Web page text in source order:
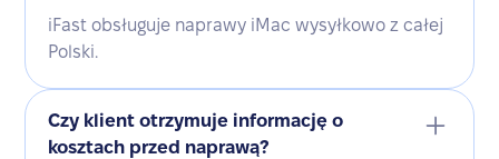
iFast obsługuje naprawy iMac wysyłkowo z całej
Polski.
Czy klient otrzymuje informację o
kosztach przed naprawą?